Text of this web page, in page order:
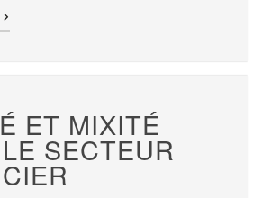
ET MIXITÉ
SECTEUR